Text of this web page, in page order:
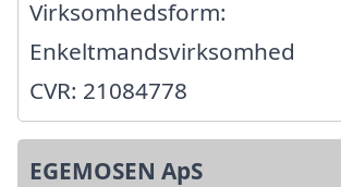
Virksomhedsform:
Enkeltmandsvirksomhed
CVR: 21084778
EGEMOSEN ApS